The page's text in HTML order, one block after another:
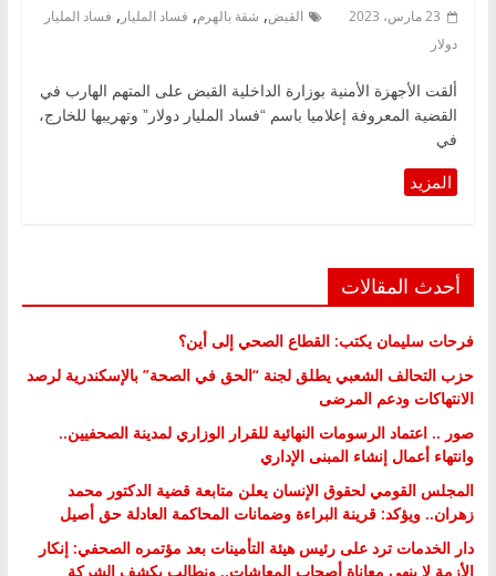
23 مارس، 2023 القبض, شقة بالهرم, فساد المليار , فساد المليار
دولار
ألقت الأجهزة الأمنية بوزارة الداخلية القبض على المتهم الهارب في
القضية المعروفة إعلاميا باسم “فساد المليار دولار” وتهريبها للخارج،
في
أحدث المقالات
فرحات سليمان يكتب: القطاع الصحي إلى أين؟
حزب التحالف الشعبي يطلق لجنة “الحق في الصحة” بالإسكندرية لرصد
الانتهاكات ودعم المرضى
صور .. اعتماد الرسومات النهائية للقرار الوزاري لمدينة الصحفيين..
وانتهاء أعمال إنشاء المبنى الإداري
المجلس القومي لحقوق الإنسان يعلن متابعة قضية الدكتور محمد
زهران.. ويؤكد: قرينة البراءة وضمانات المحاكمة العادلة حق أصيل
دار الخدمات ترد على رئيس هيئة التأمينات بعد مؤتمره الصحفي: إنكار
الأزمة لا ينهي معاناة أصحاب المعاشات.. ونطالب بكشف الشركة